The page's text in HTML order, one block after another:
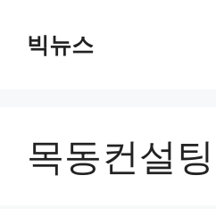
빅뉴스
목동컨설